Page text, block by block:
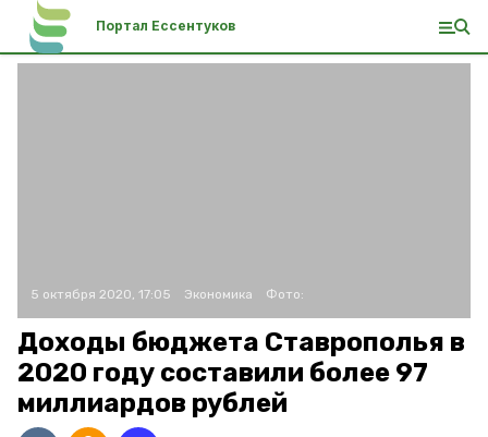
Портал Ессентуков
5 октября 2020, 17:05 Экономика Фото:
Доходы бюджета Ставрополья в
2020 году составили более 97
миллиардов рублей